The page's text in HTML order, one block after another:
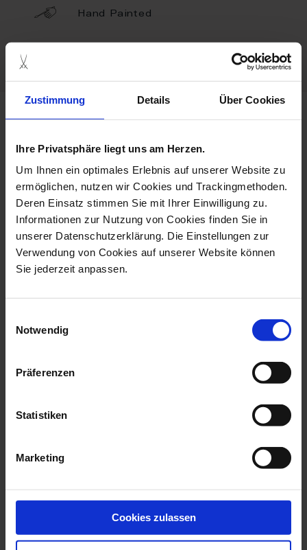
Zustimmung Details Über Cookies
Ihre Privatsphäre liegt uns am Herzen.
Um Ihnen ein optimales Erlebnis auf unserer Website zu
ermöglichen, nutzen wir Cookies und Trackingmethoden.
Deren Einsatz stimmen Sie mit Ihrer Einwilligung zu.
Informationen zur Nutzung von Cookies finden Sie in
unserer Datenschutzerklärung. Die Einstellungen zur
Verwendung von Cookies auf unserer Website können
Sie jederzeit anpassen.
Notwendig
Präferenzen
Statistiken
Marketing
Cookies zulassen
Hand Painted
more products from the animal
Coloured, Witho...
$197.00
Seahorse, Coloured,
we think you’ll like these